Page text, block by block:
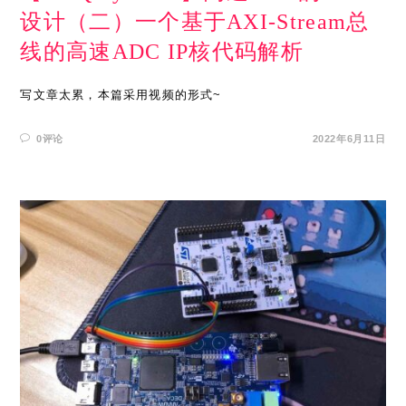
设计（二）一个基于AXI-Stream总
线的高速ADC IP核代码解析
写文章太累，本篇采用视频的形式~
0评论 2022年6月11日